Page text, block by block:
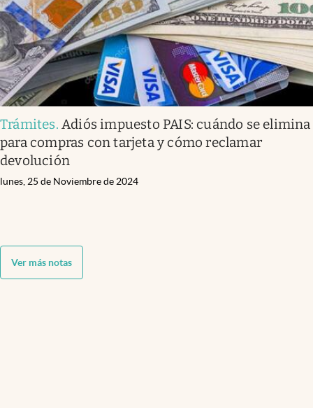
Trámites.Adiós impuesto PAIS: cuándo se elimina
para compras con tarjeta y cómo reclamar
devolución
lunes, 25 de Noviembre de 2024
Ver más notas